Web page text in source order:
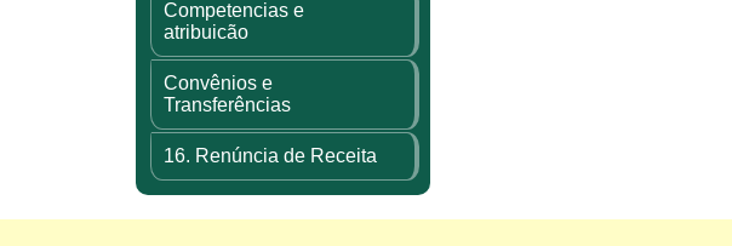
Competencias e
atribuicão
Convênios e
Transferências
16. Renúncia de Receita